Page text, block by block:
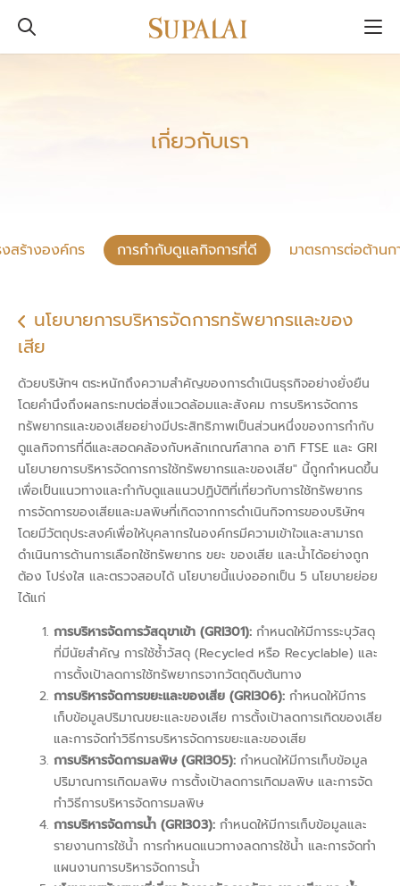
เกี่ยวกับเรา
งสร้างองค์กร การกำกับดูแลกิจการที่ดี มาตรการต่อต้าน
นโยบายการบริหารจัดการทรัพยากรและของ
เสีย
ด้วยบริษัทฯ ตระหนักถึงความสำคัญของการดำเนินธุรกิจอย่างยั่งยืน
โดยคำนึงถึงผลกระทบต่อสิ่งแวดล้อมและสังคม การบริหารจัดการ
ทรัพยากรและของเสียอย่างมีประสิทธิภาพเป็นส่วนหนึ่งของการกำกับ
ดูแลกิจการที่ดีและสอดคล้องกับหลักเกณฑ์สากล อาทิ FTSE และ GRI
นโยบายการบริหารจัดการการใช้ทรัพยากรและของเสีย" นี้ถูกกำหนดขึ้น
เพื่อเป็นแนวทางและกำกับดูแลแนวปฏิบัติที่เกี่ยวกับการใช้ทรัพยากร
การจัดการของเสียและมลพิษที่เกิดจากการดำเนินกิจการของบริษัทฯ
โดยมีวัตถุประสงค์เพื่อให้บุคลากรในองค์กรมีความเข้าใจและสามารถ
ดำเนินการด้านการเลือกใช้ทรัพยากร ขยะ ของเสีย และน้ำได้อย่างถูก
ต้อง โปร่งใส และตรวจสอบได้ นโยบายนี้แบ่งออกเป็น 5 นโยบายย่อย
ได้แก่
การบริหารจัดการวัสดุขาเข้า (GRI301): กำหนดให้มีการระบุวัสดุ
ที่มีนัยสำคัญ การใช้ซ้ำวัสดุ (Recycled หรือ Recyclable) และ
การตั้งเป้าลดการใช้ทรัพยากรจากวัตถุดิบต้นทาง
การบริหารจัดการขยะและของเสีย (GRI306): กำหนดให้มีการ
เก็บข้อมูลปริมาณขยะและของเสีย การตั้งเป้าลดการเกิดของเสีย
และการจัดทำวิธีการบริหารจัดการขยะและของเสีย
การบริหารจัดการมลพิษ (GRI305): กำหนดให้มีการเก็บข้อมูล
ปริมาณการเกิดมลพิษ การตั้งเป้าลดการเกิดมลพิษ และการจัด
ทำวิธีการบริหารจัดการมลพิษ
การบริหารจัดการน้ำ (GRI303): กำหนดให้มีการเก็บข้อมูลและ
รายงานการใช้น้ำ การกำหนดแนวทางลดการใช้น้ำ และการจัดทำ
แผนงานการบริหารจัดการน้ำ